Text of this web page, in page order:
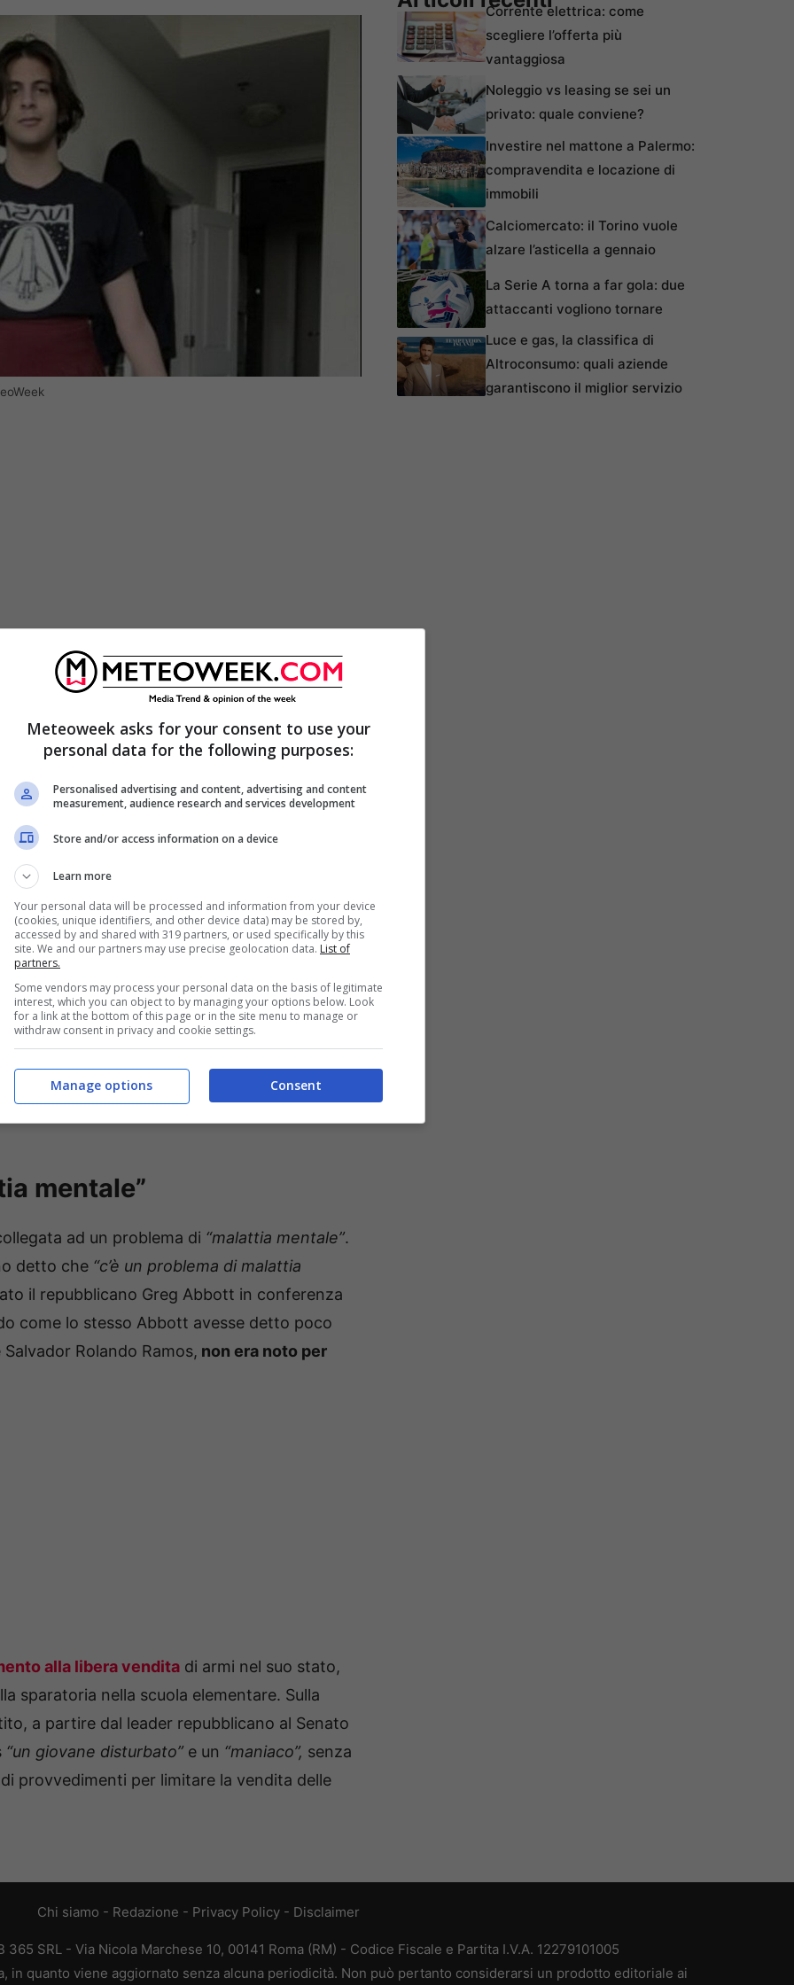
, aveva scritto l’autore della strage in
questo messaggio è stato preceduto da
sparare allanonna e poi di averlo fatto.
in questo Stato qualcuno che uccida dei
del Texas, Greg Abbott, nel corso di
strage.“Uvalde è scioccata nel profondo. Le
in frantumi”,
è accaduto”.
mentale”
ad un problema di “malattia mentale”.
detto che “c’è un problema di malattia
il repubblicano Greg Abbott in conferenza
come lo stesso Abbott avesse detto poco
Rolando Ramos, non era noto per
alla libera vendita di armi nel suo stato,
sparatoria nella scuola elementare. Sulla
a partire dal leader repubblicano al Senato
“un giovane disturbato” e un “maniaco”, senza
provvedimenti per limitare la vendita delle
Corrente elettrica: come
scegliere l’offerta più
vantaggiosa
Noleggio vs leasing se sei un
privato: quale conviene?
Investire nel mattone a Palermo:
compravendita e locazione di
immobili
Calciomercato: il Torino vuole
alzare l’asticella a gennaio
La Serie A torna a far gola: due
attaccanti vogliono tornare
Luce e gas, la classifica di
Altroconsumo: quali aziende
garantiscono il miglior servizio
Chi siamo - Redazione - Privacy Policy - Disclaimer
SRL - Via Nicola Marchese 10, 00141 Roma (RM) - Codice Fiscale e Partita I.V.A. 12279101005
in quanto viene aggiornato senza alcuna periodicità. Non può pertanto considerarsi un prodotto editoriale ai
Meteoweek asks for your consent to use your
personal data for the following purposes:
Personalised advertising and content, advertising and content
measurement, audience research and services development
Store and/or access information on a device
Learn more
Your personal data will be processed and information from your device
(cookies, unique identifiers, and other device data) may be stored by,
accessed by and shared with 319 partners, or used specifically by this
site. We and our partners may use precise geolocation data. List of
partners.
Some vendors may process your personal data on the basis of legitimate
interest, which you can object to by managing your options below. Look
for a link at the bottom of this page or in the site menu to manage or
withdraw consent in privacy and cookie settings.
Consent
Manage options